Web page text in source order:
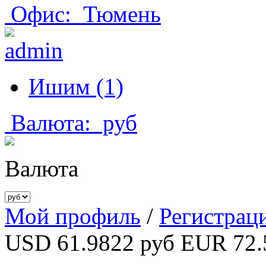
Офис: Тюмень
Ишим (1)
Валюта: руб
Валюта
Мой профиль /
USD 61.9822 руб EUR